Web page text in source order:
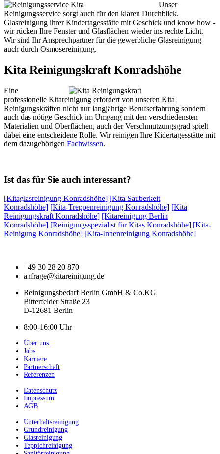
Unser
Reinigungsservice sorgt auch für den klaren Durchblick.
Glasreinigung ihrer Kindertagesstätte mit Geschick und know how -
wir rücken Ihre Fenster und Glasflächen wieder ins rechte Licht.
Wir sind Ihr Ansprechpartner für die gewerbliche Glasreinigung
auch durch Osmosereinigung.
Kita Reinigungskraft Konradshöhe
Eine
professionelle Kitareinigung erfordert von unseren Kita
Reinigungskräften nicht nur langjährige Berufserfahrung sondern
auch das nötige Geschick im Umgang mit den verschiedensten
Materialien und Oberflächen, auch der Verschmutzungsgrad spielt
dabei eine entscheidene Rolle. Wir reinigen Ihre Kidertagesstätte mit
dem dazugehörigen Fachwissen.
Ist das für Sie auch interessant?
[Kitaglasreinigung Konradshöhe] [Kita Sauberkeit
Konradshöhe] [Kita-Treppenreinigung Konradshöhe] [Kita
Reinigungskraft Konradshöhe] [Kitareinigung Berlin
Konradshöhe] [Reinigungsspezialist für Kitas Konradshöhe] [Kita-
Reinigung Konradshöhe] [Kita-Innenreinigung Konradshöhe]
+49 30 28 20 870
anfrage@kitareinigung.de
Reinigungsbedarf Berlin GmbH & Co.KG
Bitterfelder Straße 23
D-12681 Berlin
8:00-16:00 Uhr
Über uns
Jobs
Karriere
Partnerschaft
Referenzen
Datenschutz
Impressum
AGB
Unterhaltsreinigung
Grundreinigung
Glasreinigung
Teppichreinigung